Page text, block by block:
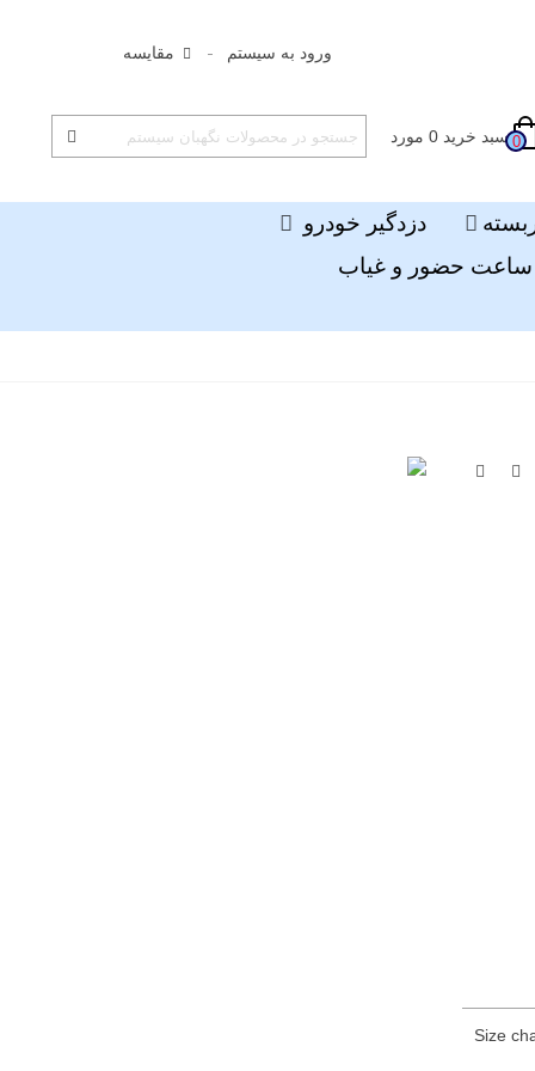
ورود به سیستم مقایسه
0 سبد خرید 0 مورد
دزدگیر خودرو
ساعت حضور و غیاب
Size